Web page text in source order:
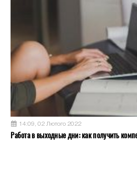
14:09, 02 Лютого 2022
Работа в выходные дни: как получить